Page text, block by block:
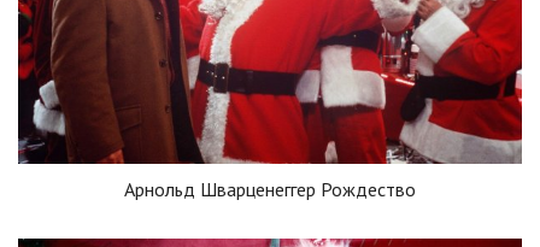
Арнольд Шварценеггер Рождество